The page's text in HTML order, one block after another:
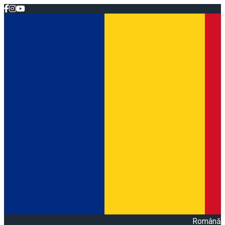
Română